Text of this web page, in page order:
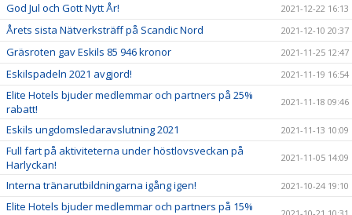
God Jul och Gott Nytt År! 2021-12-22 16:13
Årets sista Nätverksträff på Scandic Nord 2021-12-10 20:37
Gräsroten gav Eskils 85 946 kronor 2021-11-25 12:47
Eskilspadeln 2021 avgjord! 2021-11-19 16:54
Elite Hotels bjuder medlemmar och partners på 25%
rabatt!
2021-11-18 09:46
Eskils ungdomsledaravslutning 2021 2021-11-13 10:09
Full fart på aktiviteterna under höstlovsveckan på
Harlyckan!
2021-11-05 14:09
Interna tränarutbildningarna igång igen! 2021-10-24 19:10
Elite Hotels bjuder medlemmar och partners på 15%